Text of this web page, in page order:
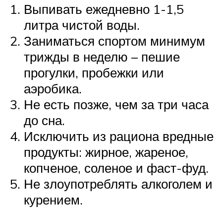
Выпивать ежедневно 1-1,5
литра чистой воды.
Заниматься спортом минимум
трижды в неделю – пешие
прогулки, пробежки или
аэробика.
Не есть позже, чем за три часа
до сна.
Исключить из рациона вредные
продукты: жирное, жареное,
копченое, соленое и фаст-фуд.
Не злоупотреблять алкоголем и
курением.